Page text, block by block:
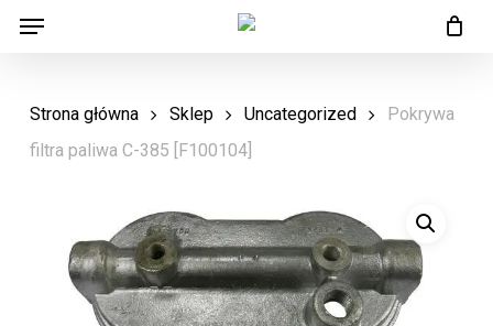
Skip
content
Menu
Strona główna Sklep Uncategorized
Pokrywa
filtra paliwa C-385 [F100104]
Menu